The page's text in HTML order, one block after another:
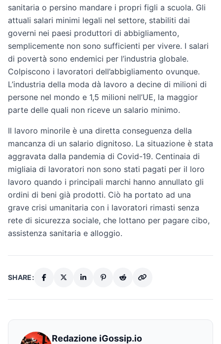
sanitaria o persino mandare i propri figli a scuola. Gli
attuali salari minimi legali nel settore, stabiliti dai
governi nei paesi produttori di abbigliamento,
semplicemente non sono sufficienti per vivere. I salari
di povertà sono endemici per l’industria globale.
Colpiscono i lavoratori dell’abbigliamento ovunque.
L’industria della moda dà lavoro a decine di milioni di
persone nel mondo e 1,5 milioni nell’UE, la maggior
parte delle quali non riceve un salario minimo.
Il lavoro minorile è una diretta conseguenza della
mancanza di un salario dignitoso. La situazione è stata
aggravata dalla pandemia di Covid-19. Centinaia di
migliaia di lavoratori non sono stati pagati per il loro
lavoro quando i principali marchi hanno annullato gli
ordini di beni già prodotti. Ciò ha portato ad una
grave crisi umanitaria con i lavoratori rimasti senza
rete di sicurezza sociale, che lottano per pagare cibo,
assistenza sanitaria e alloggio.
SHARE:
Redazione iGossip.io